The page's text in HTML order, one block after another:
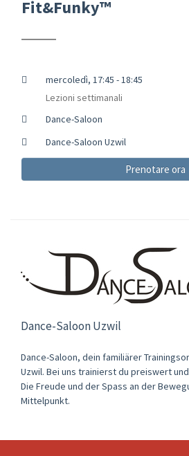
Fit&Funky™
mercoledì, 17:45 - 18:45
Lezioni settimanali
Dance-Saloon
Dance-Saloon Uzwil
Prenotare ora
Dance-Saloon Uzwil
Dance-Saloon, dein familiärer
Uzwil. Bei uns trainierst du preiswert
Die Freude und der Spass an der
Mittelpunkt.